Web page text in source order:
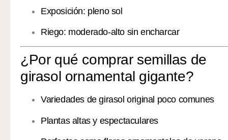
Exposición: pleno sol
Riego: moderado-alto sin encharcar
¿Por qué comprar semillas de
girasol ornamental gigante?
Variedades de girasol original poco comunes
Plantas altas y espectaculares